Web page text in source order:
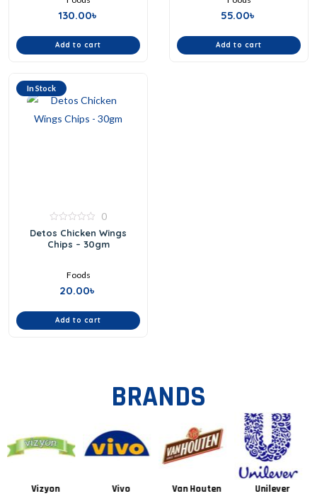
130.00৳
Add to cart
55.00৳
Add to cart
In Stock
out
of
0
Detos Chicken Wings
Chips – 30gm
Foods
20.00৳
Add to cart
BRANDS
Vizyon Vivo Van Houten Unilever